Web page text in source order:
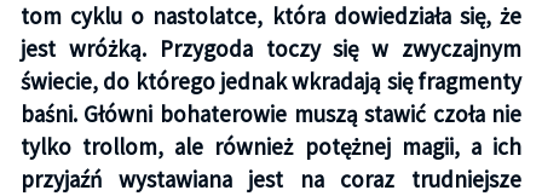
tom cyklu o nastolatce, która dowiedziała się, że
jest wróżką. Przygoda toczy się w zwyczajnym
świecie, do którego jednak wkradają się fragmenty
baśni. Główni bohaterowie muszą stawić czoła nie
tylko trollom, ale również potężnej magii, a ich
przyjaźń wystawiana jest na coraz trudniejsze